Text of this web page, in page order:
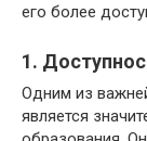
его более
1.
Одним из
является